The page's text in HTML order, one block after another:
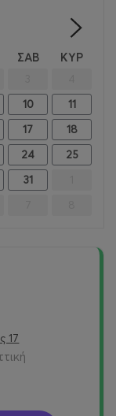
ΣΑΒ ΚΥΡ
10
11
17
18
24
25
31
17